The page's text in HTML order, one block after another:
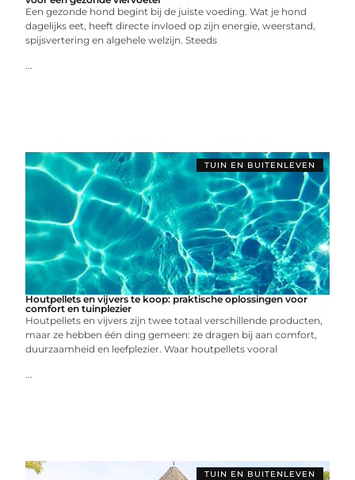
Een gezonde hond begint bij de juiste voeding. Wat je hond
dagelijks eet, heeft directe invloed op zijn energie, weerstand,
spijsvertering en algehele welzijn. Steeds
...
TUIN EN BUITENLEVEN
Houtpellets en vijvers te koop: praktische oplossingen voor
comfort en tuinplezier
Houtpellets en vijvers zijn twee totaal verschillende producten,
maar ze hebben één ding gemeen: ze dragen bij aan comfort,
duurzaamheid en leefplezier. Waar houtpellets vooral
...
TUIN EN BUITENLEVEN